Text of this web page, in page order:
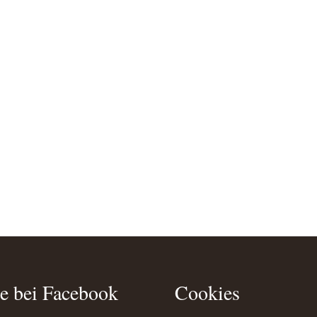
bei Facebook Cookies